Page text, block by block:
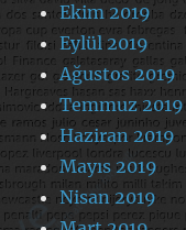
Ekim 2019
Eylül 2019
Ağustos 2019
Temmuz 2019
Haziran 2019
Mayıs 2019
Nisan 2019